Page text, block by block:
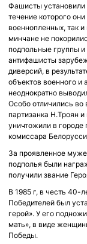
Фашисты
течение которого
военнопленных, так
минчане не
подпольные группы
антифашисты
диверсий, в
объектов военного и
неоднократно
Особо отличились во
партизанка Н.Троян
уничтожили в
комиссара
За проявленное
подполья были
получили звание
В 1985 г, в честь 40-
Победителей был
герой». У его
мать», в виде
Победы.